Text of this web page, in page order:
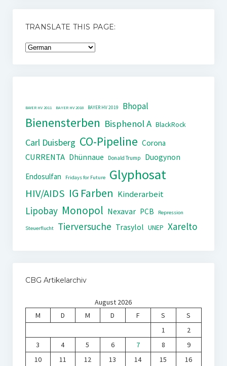
TRANSLATE THIS PAGE:
BAYER HV 2011 BAYER HV 2018 BAYER HV 2019 Bhopal
Bienensterben Bisphenol A BlackRock
Carl Duisberg CO-Pipeline Corona
CURRENTA Dhünnaue Donald Trump
Duogynon
Endosulfan
Fridays for Future Glyphosat
HIV/AIDS IG Farben Kinderarbeit
Lipobay Monopol Nexavar PCB Repression
Steuerflucht Tierversuche Trasylol UNEP Xarelto
CBG Artikelarchiv
August 2026
M
D M D F S
S
1
2
3
4 5 6 7 8
9
10
11 12 13 14 15 16